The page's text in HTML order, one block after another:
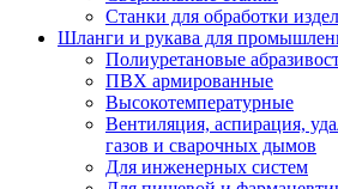
Станки для обработки
Шланги и рукава для
Полиуретановые
ПВХ армированные
Высокотемпературные
Вентиляция, аспирация,
газов и сварочных дымов
Для инженерных систем